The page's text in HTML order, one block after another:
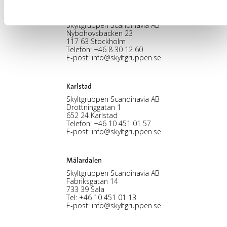
Skyltgruppen Scandinavia AB
Nybohovsbacken 23
117 63 Stockholm
Telefon: +46 8 30 12 60
E-post: info@skyltgruppen.se
Karlstad
Skyltgruppen Scandinavia AB
Drottninggatan 1
652 24 Karlstad
Telefon: +46 10 451 01 57
E-post: info@skyltgruppen.se
Mälardalen
Skyltgruppen Scandinavia AB
Fabriksgatan 14
733 39 Sala
Tel: +46 10 451 01 13
E-post: info@skyltgruppen.se